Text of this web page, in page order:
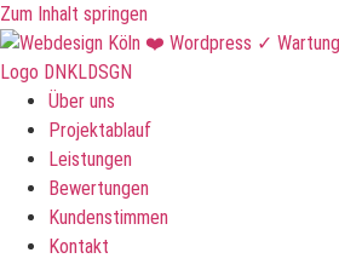
Zum Inhalt springen
Über uns
Projektablauf
Leistungen
Bewertungen
Kundenstimmen
Kontakt